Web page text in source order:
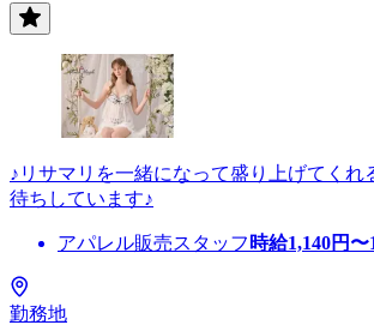
♪リサマリを一緒になって盛り上げてくれ
待ちしています♪
アパレル販売スタッフ 時給1,140円〜
勤務地